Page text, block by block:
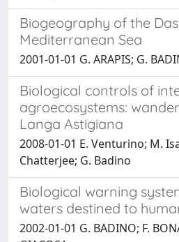
Biogeography of the
Mediterranean Sea
2001-01-01 G. ARAPIS; G.
Biological controls of
agroecosystems:
Langa Astigiana
2008-01-01 E. Venturino; M.
Chatterjee; G. Badino
Biological warning
waters destined to
2002-01-01 G. BADINO; F.